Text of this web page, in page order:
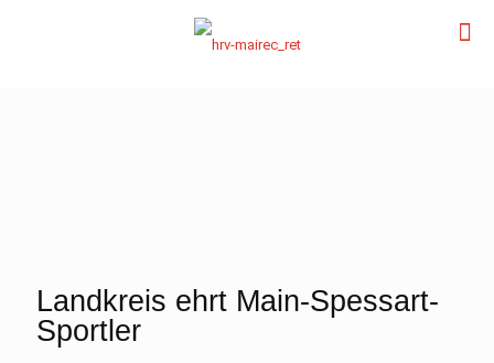
Landkreis ehrt Main-Spessart-
Sportler